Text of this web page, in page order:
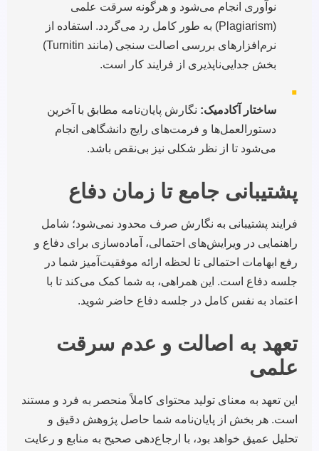
نوآوری انجام می‌شود و هرگونه سرقت علمی
(Plagiarism) به طور کامل رد می‌گردد. استفاده از
نرم‌افزارهای بررسی اصالت سنجی (مانند Turnitin)
بخش جدایی‌ناپذیری از فرایند کار است.
▪
ساختار آکادمیک: نگارش پایان‌نامه مطابق با آخرین
دستورالعمل‌ها و فرمت‌های رایج دانشگاهی انجام
می‌شود تا از نظر شکلی نیز بی‌نقص باشد.
پشتیبانی جامع تا زمان دفاع
فرایند پشتیبانی به نگارش صرف محدود نمی‌شود؛ شامل
راهنمایی در ویرایش‌های احتمالی، آماده‌سازی برای دفاع و
رفع ابهامات احتمالی تا لحظه ارائه موفقیت‌آمیز شما در
جلسه دفاع است. این همراهی، به شما کمک می‌کند تا با
اعتماد به نفس کامل در جلسه دفاع حاضر شوید.
تعهد به اصالت و عدم سرقت
علمی
این تعهد به معنای تولید محتوای کاملاً منحصر به فرد و مستند
است. هر بخش از پایان‌نامه شما حاصل پژوهش دقیق و
تحلیل عمیق خواهد بود، با ارجاع‌دهی صحیح به منابع و رعایت